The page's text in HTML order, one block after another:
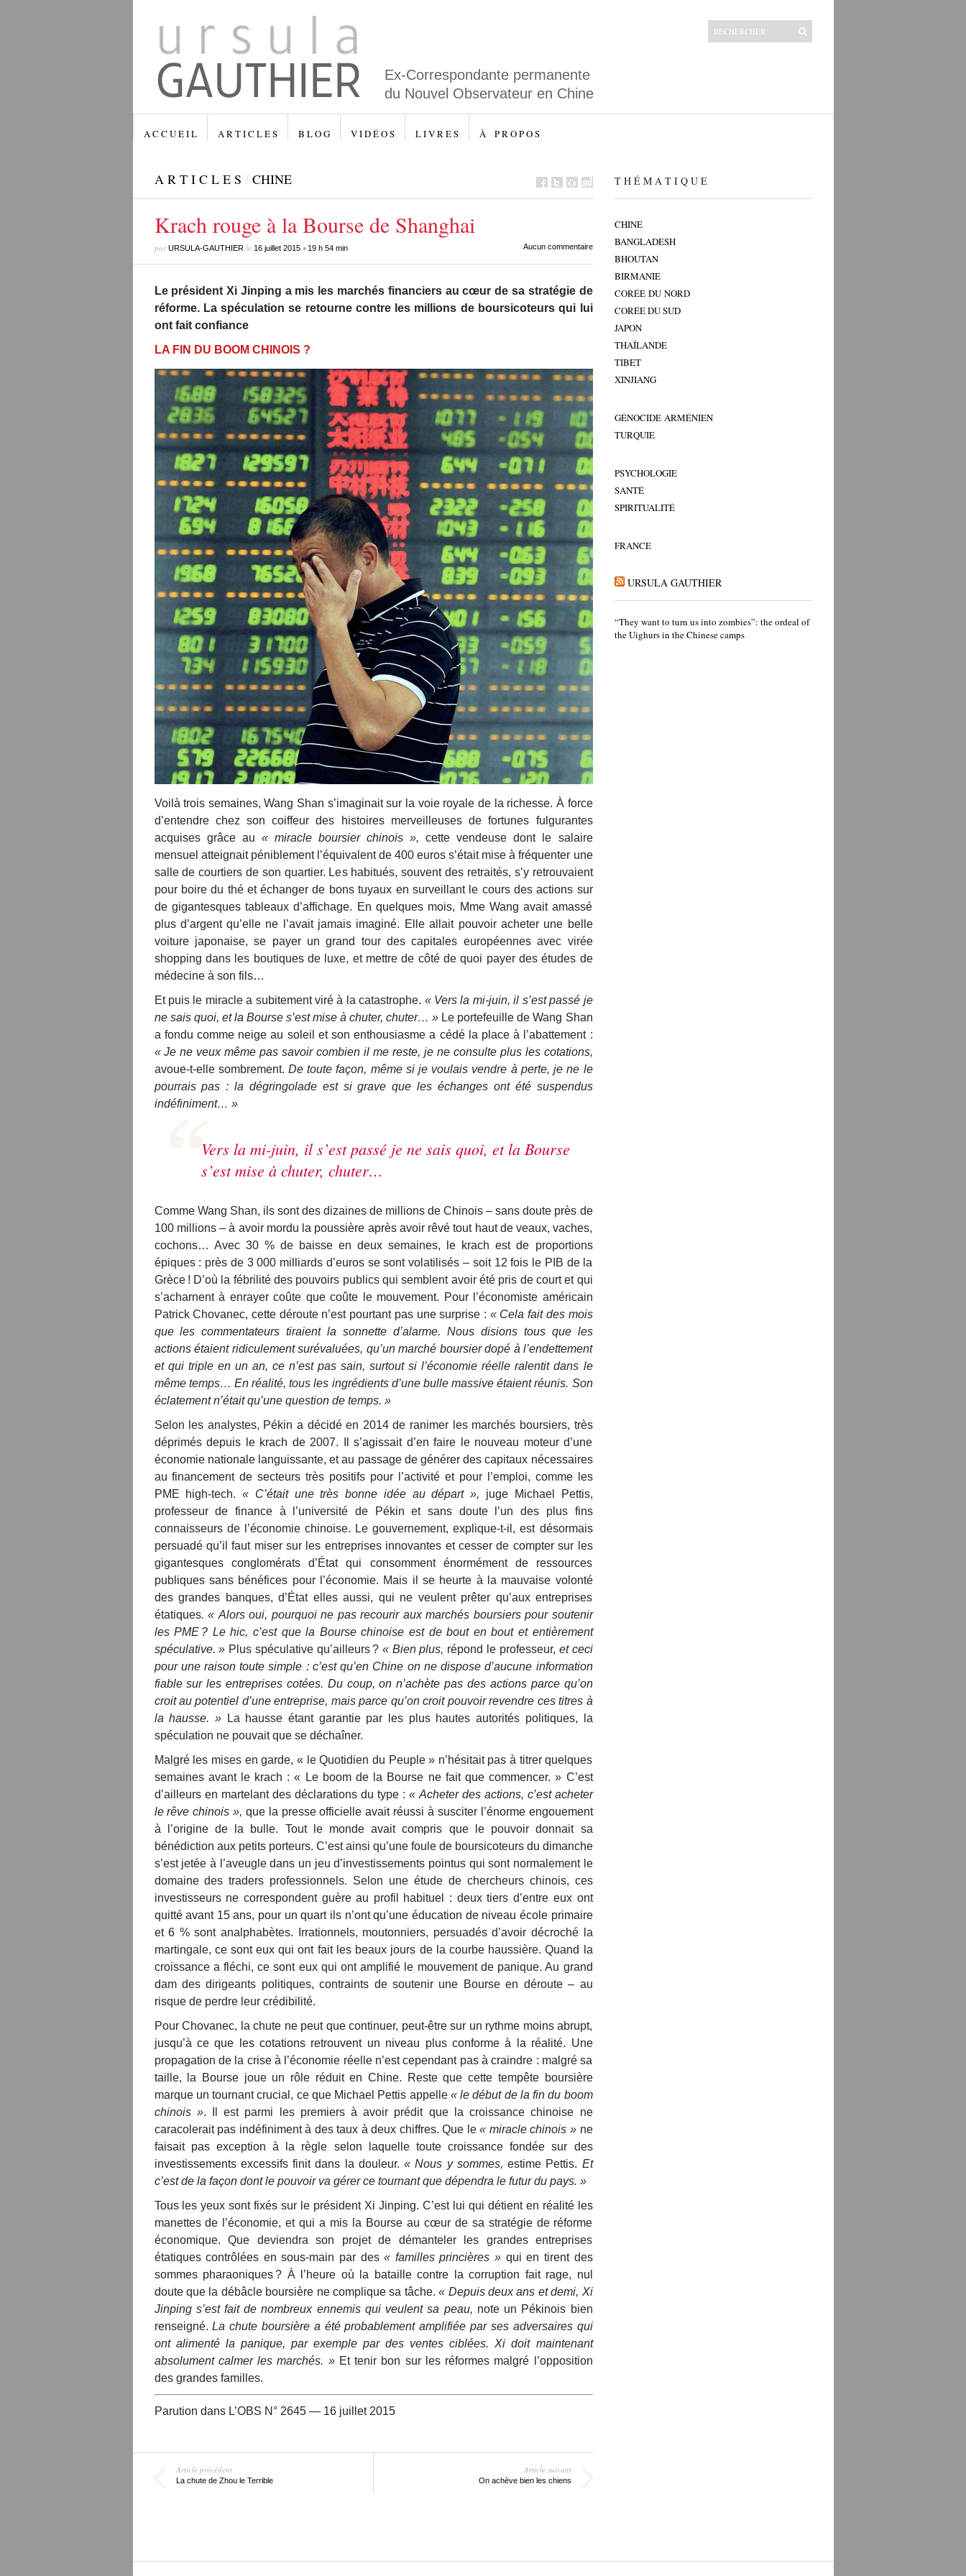
Ex-Correspondante permanente
du Nouvel Observateur en Chine
A C C U E I L A R T I C L E S B L O G V I D É O S L I V R E S À P R O P O S
A R T I C L E S / CHINE
Krach rouge à la Bourse de Shanghai
parURSULA-GAUTHIERle 16 juillet 2015• 19 h 54 min Aucun commentaire
Le président Xi Jinping a mis les marchés financiers au cœur de sa stratégie de
réforme. La spéculation se retourne contre les millions de boursicoteurs qui lui
ont fait confiance
LA FIN DU BOOM CHINOIS ?
Voilà trois semaines, Wang Shan s’imaginait sur la voie royale de la richesse. À force
d’entendre chez son coiffeur des histoires merveilleuses de fortunes fulgurantes
acquises grâce au « miracle boursier chinois »,cette vendeuse dont le salaire
mensuel atteignait péniblement l’équivalent de 400 euros s’était mise à fréquenter une
salle de courtiers de son quartier. Les habitués, souvent des retraités, s’y retrouvaient
pour boire du thé et échanger de bons tuyaux en surveillant le cours des actions sur
de gigantesques tableaux d’affichage. En quelques mois, Mme Wang avait amassé
plus d’argent qu’elle ne l’avait jamais imaginé. Elle allait pouvoir acheter une belle
voiture japonaise, se payer un grand tour des capitales européennes avec virée
shopping dans les boutiques de luxe, et mettre de côté de quoi payer des études de
médecine à son fils…
Et puis le miracle a subitement viré à la catastrophe. « Vers la mi-juin, il s’est passé je
ne sais quoi, et la Bourse s’est mise à chuter, chuter… » Le portefeuille de Wang Shan
a fondu comme neige au soleil et son enthousiasme a cédé la place à l’abattement :
« Je ne veux même pas savoir combien il me reste, je ne consulte plus les cotations,
avoue-t-elle sombrement. De toute façon, même si je voulais vendre à perte, je ne le
pourrais pas : la dégringolade est si grave que les échanges ont été suspendus
indéfiniment… »
Vers la mi-juin, il s’est passé je ne sais quoi, et la Bourse
s’est mise à chuter, chuter…
Comme Wang Shan, ils sont des dizaines de millions de Chinois – sans doute près de
100 millions – à avoir mordu la poussière après avoir rêvé tout haut de veaux, vaches,
cochons… Avec 30 % de baisse en deux semaines, le krach est de proportions
épiques : près de 3 000 milliards d’euros se sont volatilisés – soit 12 fois le PIB de la
Grèce ! D’où la fébrilité des pouvoirs publics qui semblent avoir été pris de court et qui
s’acharnent à enrayer coûte que coûte le mouvement. Pour l’économiste américain
Patrick Chovanec, cette déroute n’est pourtant pas une surprise : « Cela fait des mois
que les commentateurs tiraient la sonnette d’alarme. Nous disions tous que les
actions étaient ridiculement surévaluées, qu’un marché boursier dopé à l’endettement
et qui triple en un an, ce n’est pas sain, surtout si l’économie réelle ralentit dans le
même temps… En réalité, tous les ingrédients d’une bulle massive étaient réunis. Son
éclatement n’était qu’une question de temps. »
Selon les analystes, Pékin a décidé en 2014 de ranimer les marchés boursiers, très
déprimés depuis le krach de 2007. Il s’agissait d’en faire le nouveau moteur d’une
économie nationale languissante, et au passage de générer des capitaux nécessaires
au financement de secteurs très positifs pour l’activité et pour l’emploi, comme les
PME high-tech.« C’était une très bonne idée au départ », juge Michael Pettis,
professeur de finance à l’université de Pékin et sans doute l’un des plus fins
connaisseurs de l’économie chinoise. Le gouvernement, explique-t-il, est désormais
persuadé qu’il faut miser sur les entreprises innovantes et cesser de compter sur les
gigantesques conglomérats d’État qui consomment énormément de ressources
publiques sans bénéfices pour l’économie. Mais il se heurte à la mauvaise volonté
des grandes banques, d’État elles aussi, qui ne veulent prêter qu’aux entreprises
étatiques. « Alors oui, pourquoi ne pas recourir aux marchés boursiers pour soutenir
les PME ? Le hic, c’est que la Bourse chinoise est de bout en bout et entièrement
spéculative. » Plus spéculative qu’ailleurs ? « Bien plus, répond le professeur, et ceci
pour une raison toute simple : c’est qu’en Chine on ne dispose d’aucune information
fiable sur les entreprises cotées. Du coup, on n’achète pas des actions parce qu’on
croit au potentiel d’une entreprise, mais parce qu’on croit pouvoir revendre ces titres à
la hausse. »
La hausse étant garantie par les plus hautes autorités politiques, la
spéculation ne pouvait que se déchaîner.
Malgré les mises en garde, « le Quotidien du Peuple » n’hésitait pas à titrer quelques
semaines avant le krach : « Le boom de la Bourse ne fait que commencer. » C’est
d’ailleurs en martelant des déclarations du type : « Acheter des actions, c’est acheter
le rêve chinois », que la presse officielle avait réussi à susciter l’énorme engouement
à l’origine de la bulle. Tout le monde avait compris que le pouvoir donnait sa
bénédiction aux petits porteurs. C’est ainsi qu’une foule de boursicoteurs du dimanche
s’est jetée à l’aveugle dans un jeu d’investissements pointus qui sont normalement le
domaine des traders professionnels. Selon une étude de chercheurs chinois, ces
investisseurs ne correspondent guère au profil habituel : deux tiers d’entre eux ont
quitté avant 15 ans, pour un quart ils n’ont qu’une éducation de niveau école primaire
et 6 % sont analphabètes. Irrationnels, moutonniers, persuadés d’avoir décroché la
martingale, ce sont eux qui ont fait les beaux jours de la courbe haussière. Quand la
croissance a fléchi, ce sont eux qui ont amplifié le mouvement de panique. Au grand
dam des dirigeants politiques, contraints de soutenir une Bourse en déroute – au
risque de perdre leur crédibilité.
Pour Chovanec, la chute ne peut que continuer, peut-être sur un rythme moins abrupt,
jusqu’à ce que les cotations retrouvent un niveau plus conforme à la réalité. Une
propagation de la crise à l’économie réelle n’est cependant pas à craindre : malgré sa
taille, la Bourse joue un rôle réduit en Chine. Reste que cette tempête boursière
marque un tournant crucial, ce que Michael Pettis appelle « le début de la fin du boom
chinois ». Il est parmi les premiers à avoir prédit que la croissance chinoise ne
caracolerait pas indéfiniment à des taux à deux chiffres. Que le« miracle chinois » ne
faisait pas exception à la règle selon laquelle toute croissance fondée sur des
investissements excessifs finit dans la douleur. « Nous y sommes, estime Pettis. Et
c’est de la façon dont le pouvoir va gérer ce tournant que dépendra le futur du pays. »
Tous les yeux sont fixés sur le président Xi Jinping. C’est lui qui détient en réalité les
manettes de l’économie, et qui a mis la Bourse au cœur de sa stratégie de réforme
économique. Que deviendra son projet de démanteler les grandes entreprises
étatiques contrôlées en sous-main par des« familles princières » qui en tirent des
sommes pharaoniques ? À l’heure où la bataille contre la corruption fait rage, nul
doute que la débâcle boursière ne complique sa tâche.« Depuis deux ans et demi, Xi
Jinping s’est fait de nombreux ennemis qui veulent sa peau, note un Pékinois bien
renseigné.La chute boursière a été probablement amplifiée par ses adversaires qui
ont alimenté la panique, par exemple par des ventes ciblées. Xi doit maintenant
absolument calmer les marchés. » Et tenir bon sur les réformes malgré l’opposition
des grandes familles.
Parution dans L’OBS N° 2645 — 16 juillet 2015
Article précédent
La chute de Zhou le Terrible
Article suivant
On achève bien les chiens
T H É M A T I Q U E
CHINE
BANGLADESH
BHOUTAN
BIRMANIE
CORÉE DU NORD
CORÉE DU SUD
JAPON
THAÏLANDE
TIBET
XINJIANG
GÉNOCIDE ARMÉNIEN
TURQUIE
PSYCHOLOGIE
SANTÉ
SPIRITUALITÉ
FRANCE
URSULA GAUTHIER
“They want to turn us into zombies”: the ordeal of
the Uighurs in the Chinese camps